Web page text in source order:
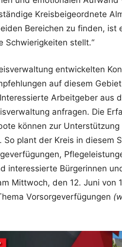
Kreisbeigeordnete
Bereichen zu finden, ist
Schwierigkeiten stellt.“
entwickelten
auf diesem
Arbeitgeber aus
anfragen. Die
können zur
So plant der Kreis in diesem
interessierte Bürgerinnen
Mittwoch, den 12. Juni von
Vorsorgeverfügungen